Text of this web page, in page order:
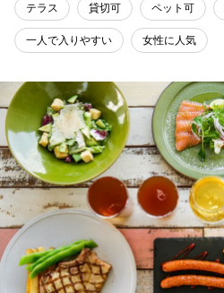
テラス 貸切可 ペット可
一人で入りやすい 女性に人気